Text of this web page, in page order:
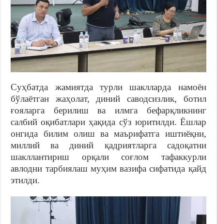
Суҳбатда жамиятда турли шаклларда намоён
бўлаётган жаҳолат, диний саводсизлик, ботил
ғояларга берилиш ва илмга бефарқликнинг
салбий оқибатлари ҳақида сўз юритилди. Ёшлар
онгида билим олиш ва маърифатга иштиёқни,
миллий ва диний қадриятларга садоқатни
шакллантириш орқали соғлом тафаккурли
авлодни тарбиялаш муҳим вазифа сифатида қайд
этилди.